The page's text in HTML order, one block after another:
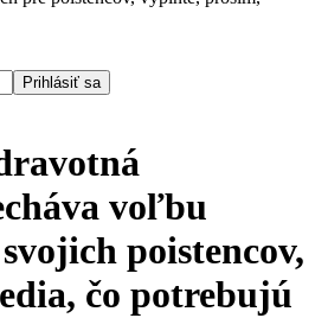
Prihlásiť sa
voľbu
poistencov,
čo potrebujú